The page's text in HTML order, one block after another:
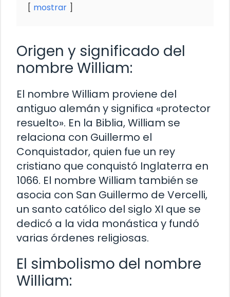
mostrar
Origen y significado del
nombre William:
El nombre William proviene del
antiguo alemán y significa «protector
resuelto». En la Biblia, William se
relaciona con Guillermo el
Conquistador, quien fue un rey
cristiano que conquistó Inglaterra en
1066. El nombre William también se
asocia con San Guillermo de Vercelli,
un santo católico del siglo XI que se
dedicó a la vida monástica y fundó
varias órdenes religiosas.
El simbolismo del nombre
William: